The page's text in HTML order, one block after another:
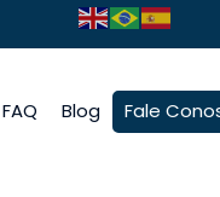
FAQ Blog Fale